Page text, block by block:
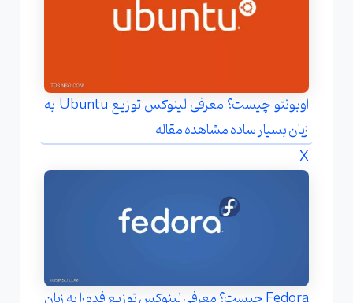
اوبونتو چیست؟ معرفی لینوکس توزیع Ubuntu به
زبان بسیار ساده مشاهده مقاله
X
Fedora چیست؟ معرفی لینوکس توزیع فدورا به زبان